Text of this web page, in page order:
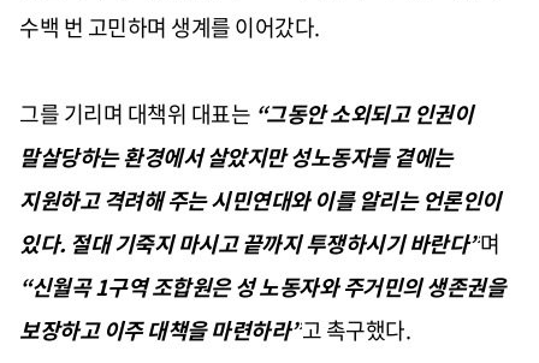
수백 번 고민하며 생계를 이어갔다.
그를 기리며 대책위 대표는 “그동안 소외되고 인권이
말살당하는 환경에서 살았지만 성노동자들 곁에는
지원하고 격려해 주는 시민연대와 이를 알리는 언론인이
있다. 절대 기죽지 마시고 끝까지 투쟁하시기 바란다”며
“신월곡 1구역 조합원은 성 노동자와 주거민의 생존권을
보장하고 이주 대책을 마련하라”고 촉구했다.